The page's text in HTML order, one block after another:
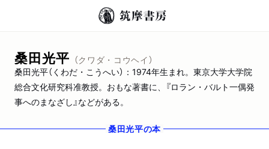
桑田光平 （クワダ・コウヘイ）
桑田光平（くわだ・こうへい）：1974年生まれ。東京大学大学院
総合文化研究科准教授。おもな著書に、『ロラン・バルト一偶発
事へのまなざし』などがある。
桑田光平の本